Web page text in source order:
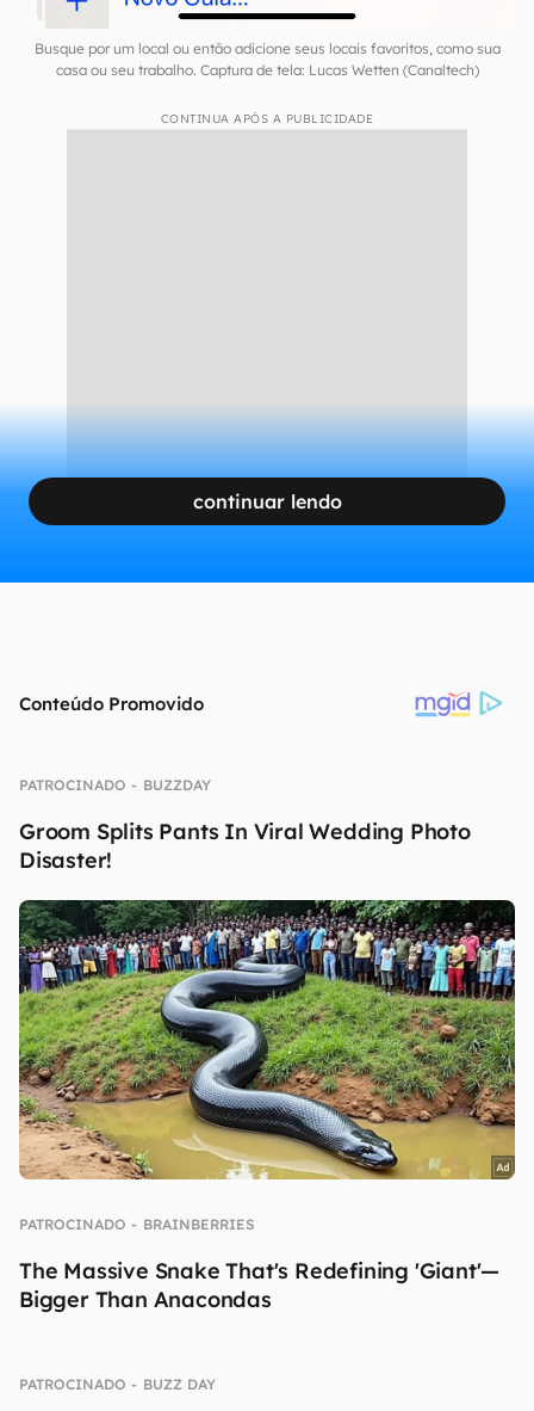
Busque por um local ou então adicione seus locais favoritos, como sua
casa ou seu trabalho. Captura de tela: Lucas Wetten (Canaltech)
CONTINUA APÓS A PUBLICIDADE
continuar lendo